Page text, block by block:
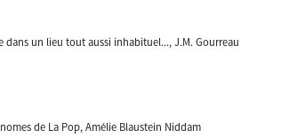
dans un lieu tout aussi inhabituel..., J.M. Gourreau
de La Pop, Amélie Blaustein Niddam